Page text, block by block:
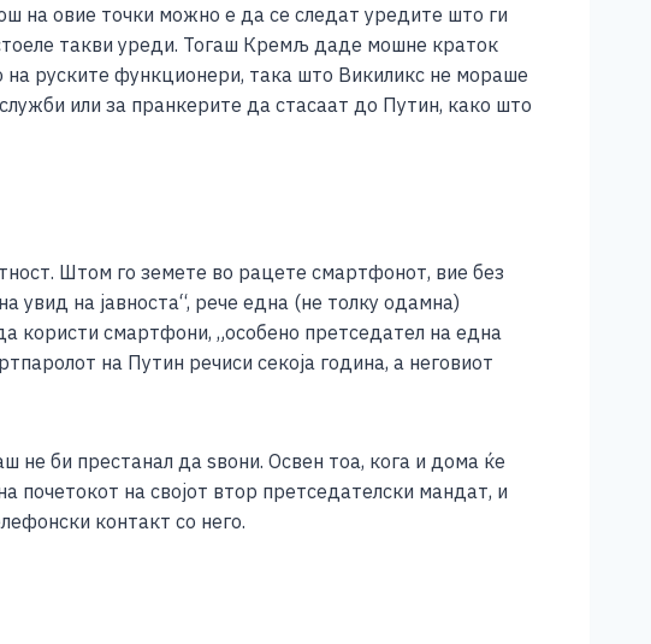
на овие точки можно е да се следат уредите што ги
такви уреди. Тогаш Кремљ даде мошне краток
руските функционери, така што Викиликс не мораше
или за пранкерите да стасаат до Путин, како што
Штом го земете во рацете смартфонот, вие без
на јавноста“, рече една (не толку одамна)
користи смартфони, „особено претседател на една
на Путин речиси секоја година, а неговиот
не би престанал да ѕвони. Освен тоа, кога и дома ќе
почетокот на својот втор претседателски мандат, и
контакт со него.